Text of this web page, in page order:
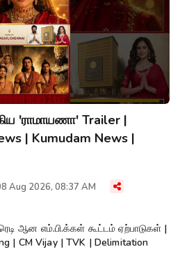
'ராமாயணா' Trailer |
| Kumudam News |
Aug 2026, 08:37 AM
ஆன எம்.பி.க்கள் கூட்டம் ஏற்பாடுகள் |
| CM Vijay | TVK | Delimitation